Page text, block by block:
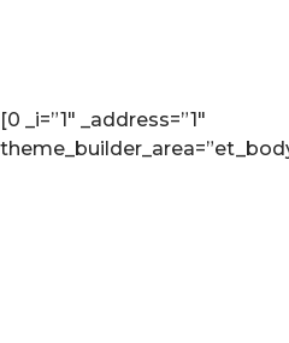
[0 _i=”1″ _address=”1″